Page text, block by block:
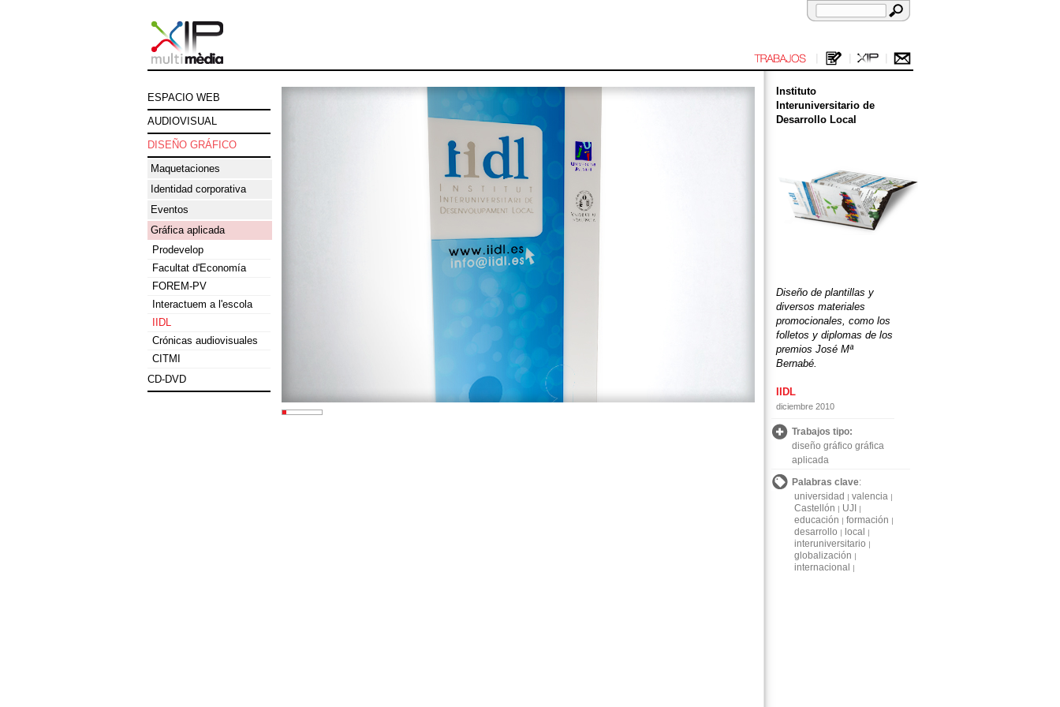
ESPACIO WEB
AUDIOVISUAL
DISEÑO GRÁFICO
Maquetaciones
Identidad corporativa
Eventos
Gráfica aplicada
Prodevelop
Facultat d'Economía
FOREM-PV
Interactuem a l'escola
IIDL
Crónicas audiovisuales
CITMI
CD-DVD
Instituto
Interuniversitario de
Desarrollo Local
Diseño de plantillas y
diversos materiales
promocionales, como los
folletos y diplomas de los
premios José Mª
Bernabé.
IIDL
diciembre 2010
Trabajos tipo:
diseño gráfico gráfica
aplicada
Palabras clave:
universidad
valencia
Castellón
UJI
educación
formación
desarrollo
local
interuniversitario
globalización
internacional